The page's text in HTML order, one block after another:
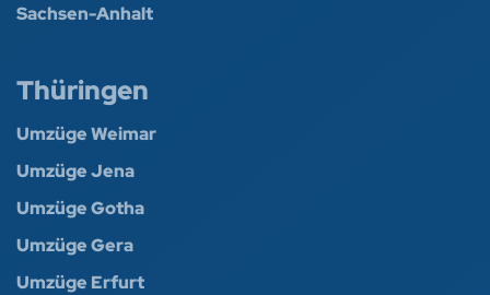
Sachsen-Anhalt
Thüringen
Umzüge Weimar
Umzüge Jena
Umzüge Gotha
Umzüge Gera
Umzüge Erfurt